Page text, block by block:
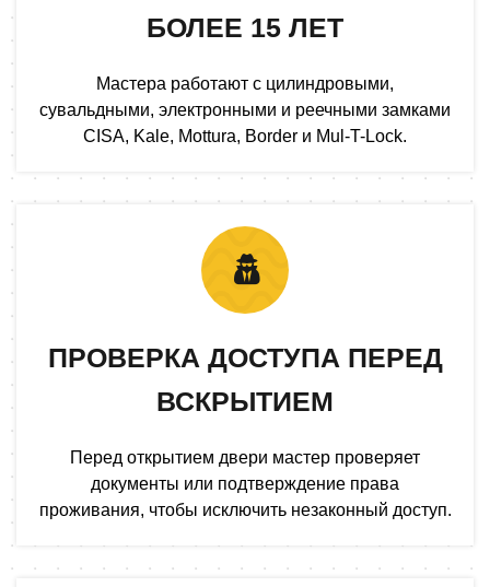
БОЛЕЕ 15 ЛЕТ
Мастера работают с цилиндровыми,
сувальдными, электронными и реечными замками
CISA, Kale, Mottura, Border и Mul-T-Lock.
ПРОВЕРКА ДОСТУПА ПЕРЕД
ВСКРЫТИЕМ
Перед открытием двери мастер проверяет
документы или подтверждение права
проживания, чтобы исключить незаконный доступ.